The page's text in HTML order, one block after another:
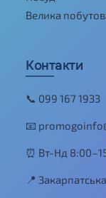
Велика
Контакти
📞 099 167 1933
📧
⏰ Вт-Нд
📍